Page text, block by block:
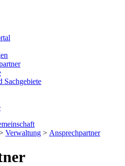
Sachgebiete
Verwaltung > Ansprechpartner